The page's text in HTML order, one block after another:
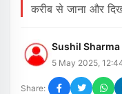
करीब से जाना और
Sushil Sharma
5 May 2025,
Share: